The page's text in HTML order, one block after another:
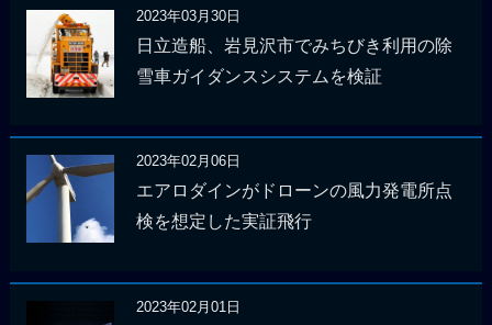
2023年03月30日
日立造船、岩見沢市でみちびき利用の除
雪車ガイダンスシステムを検証
2023年02月06日
エアロダインがドローンの風力発電所点
検を想定した実証飛行
2023年02月01日